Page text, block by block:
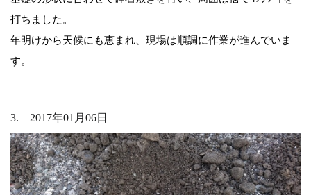
打ちました。
年明けから天候にも恵まれ、現場は順調に作業が進んでいま
す。
3. 2017年01月06日